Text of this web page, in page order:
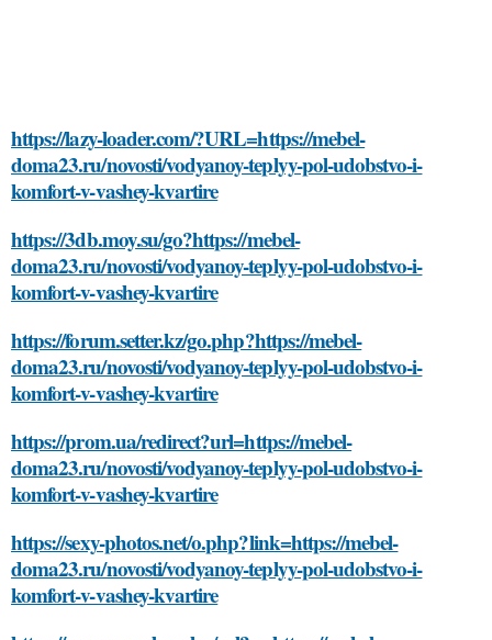
https://lazy-loader.com/?URL=https://mebel-
doma23.ru/novosti/vodyanoy-teplyy-pol-udobstvo-i-
komfort-v-vashey-kvartire
https://3db.moy.su/go?https://mebel-
doma23.ru/novosti/vodyanoy-teplyy-pol-udobstvo-i-
komfort-v-vashey-kvartire
https://forum.setter.kz/go.php?https://mebel-
doma23.ru/novosti/vodyanoy-teplyy-pol-udobstvo-i-
komfort-v-vashey-kvartire
https://prom.ua/redirect?url=https://mebel-
doma23.ru/novosti/vodyanoy-teplyy-pol-udobstvo-i-
komfort-v-vashey-kvartire
https://sexy-photos.net/o.php?link=https://mebel-
doma23.ru/novosti/vodyanoy-teplyy-pol-udobstvo-i-
komfort-v-vashey-kvartire